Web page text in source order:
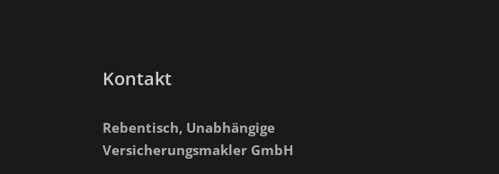
Kontakt
Rebentisch, Unabhängige
Versicherungsmakler GmbH